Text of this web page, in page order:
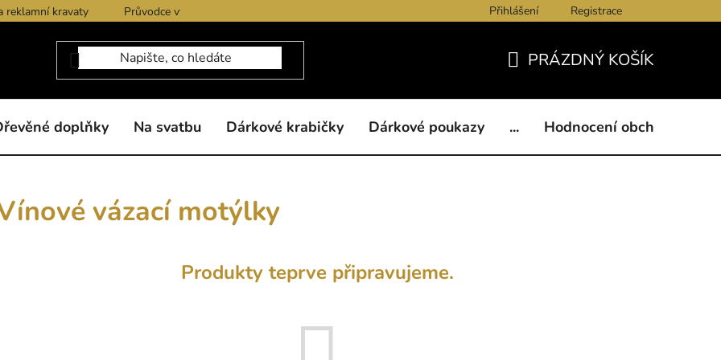
reklamní kravaty Průvodce výběrem produktů Kontakty Obchodní podmínky
Přihlášení Registrace
KOŠÍK
PRÁZDNÝ KOŠÍK
doplňky Na svatbu Dárkové krabičky Dárkové poukazy ... Hodnocení obchodu
vázací motýlky
Produkty teprve připravujeme.